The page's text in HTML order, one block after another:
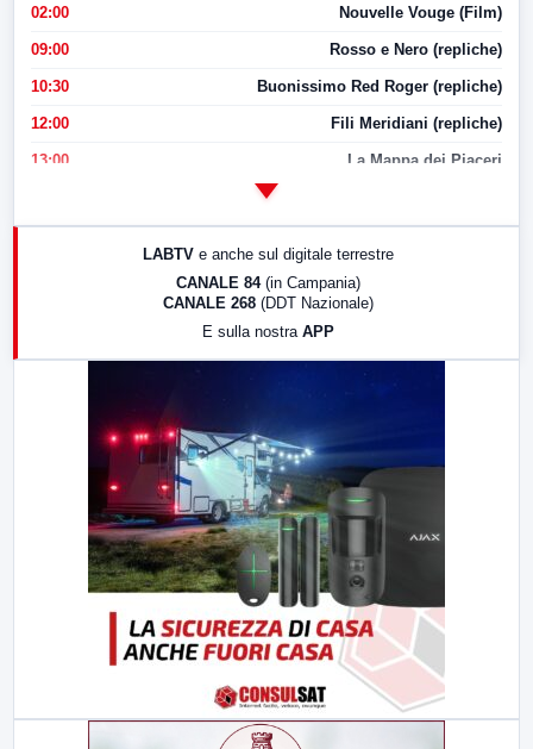
02:00 Nouvelle Vouge (Film)
09:00 Rosso e Nero (repliche)
10:30 Buonissimo Red Roger (repliche)
12:00 Fili Meridiani (repliche)
13:00 La Mappa dei Piaceri
LABTV e anche sul digitale terrestre
CANALE 84 (in Campania)
CANALE 268 (DDT Nazionale)
E sulla nostra APP